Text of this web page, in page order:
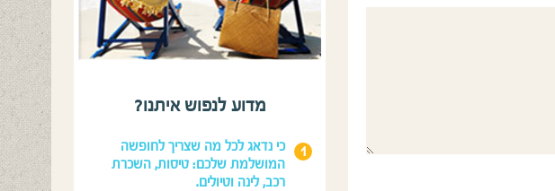
מדוע לנפוש איתנו?
כי נדאג לכל מה שצריך לחופשה
המושלמת שלכם: טיסות, השכרת
רכב, לינה וטיולים.